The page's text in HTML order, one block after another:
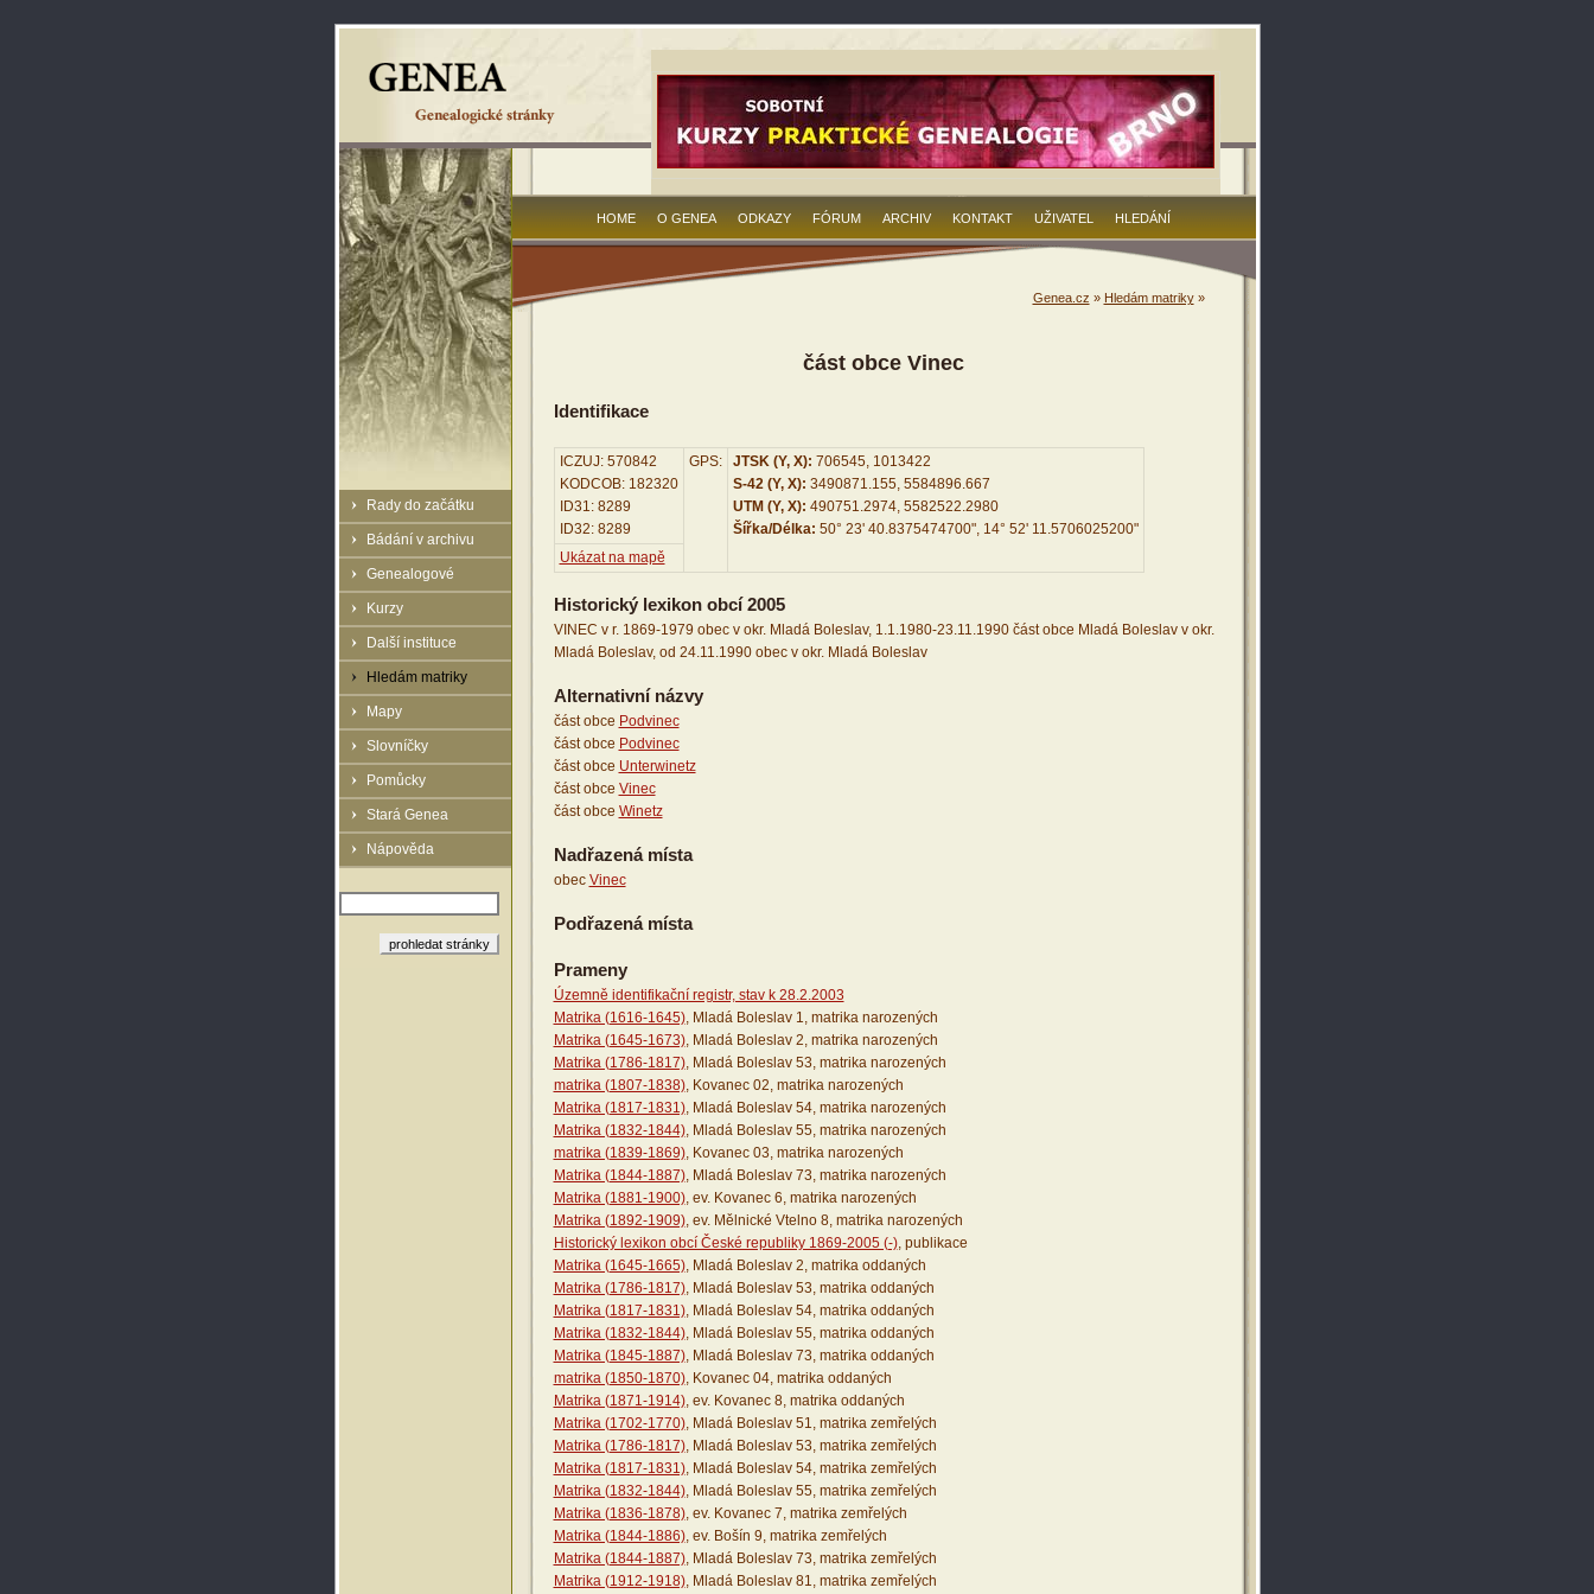
Rady do začátku
Bádání v archivu
Genealogové
Kurzy
Další instituce
Hledám matriky
Mapy
Slovníčky
Pomůcky
Stará Genea
Nápověda
HOME O GENEA ODKAZY FÓRUM ARCHIV KONTAKT UŽIVATEL HLEDÁNÍ
Genea.cz » Hledám matriky»
část obce Vinec
Identifikace
ICZUJ: 570842
KODCOB: 182320
ID31: 8289
ID32: 8289
GPS: JTSK (Y, X): 706545, 1013422
S-42 (Y, X): 3490871.155, 5584896.667
UTM (Y, X): 490751.2974, 5582522.2980
Šířka/Délka: 50° 23' 40.8375474700", 14° 52' 11.5706025200"
Ukázat na mapě
Historický lexikon obcí 2005
VINEC v r. 1869-1979 obec v okr. Mladá Boleslav, 1.1.1980-23.11.1990 část obce Mladá Boleslav v okr.
Mladá Boleslav, od 24.11.1990 obec v okr. Mladá Boleslav
Alternativní názvy
část obce Podvinec
část obce Podvinec
část obce Unterwinetz
část obce Vinec
část obce Winetz
Nadřazená místa
obec Vinec
Podřazená místa
Prameny
Územně identifikační registr, stav k 28.2.2003
Matrika (1616-1645), Mladá Boleslav 1, matrika narozených
Matrika (1645-1673), Mladá Boleslav 2, matrika narozených
Matrika (1786-1817), Mladá Boleslav 53, matrika narozených
matrika (1807-1838), Kovanec 02, matrika narozených
Matrika (1817-1831), Mladá Boleslav 54, matrika narozených
Matrika (1832-1844), Mladá Boleslav 55, matrika narozených
matrika (1839-1869), Kovanec 03, matrika narozených
Matrika (1844-1887), Mladá Boleslav 73, matrika narozených
Matrika (1881-1900), ev. Kovanec 6, matrika narozených
Matrika (1892-1909), ev. Mělnické Vtelno 8, matrika narozených
Historický lexikon obcí České republiky 1869-2005 (-), publikace
Matrika (1645-1665), Mladá Boleslav 2, matrika oddaných
Matrika (1786-1817), Mladá Boleslav 53, matrika oddaných
Matrika (1817-1831), Mladá Boleslav 54, matrika oddaných
Matrika (1832-1844), Mladá Boleslav 55, matrika oddaných
Matrika (1845-1887), Mladá Boleslav 73, matrika oddaných
matrika (1850-1870), Kovanec 04, matrika oddaných
Matrika (1871-1914), ev. Kovanec 8, matrika oddaných
Matrika (1702-1770), Mladá Boleslav 51, matrika zemřelých
Matrika (1786-1817), Mladá Boleslav 53, matrika zemřelých
Matrika (1817-1831), Mladá Boleslav 54, matrika zemřelých
Matrika (1832-1844), Mladá Boleslav 55, matrika zemřelých
Matrika (1836-1878), ev. Kovanec 7, matrika zemřelých
Matrika (1844-1886), ev. Bošín 9, matrika zemřelých
Matrika (1844-1887), Mladá Boleslav 73, matrika zemřelých
Matrika (1912-1918), Mladá Boleslav 81, matrika zemřelých